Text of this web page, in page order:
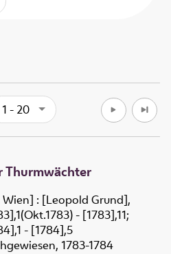
1 - 20
Thurmwächter
Wien] : [Leopold Grund],
- [1783],11;
- [1784],5
1783-1784